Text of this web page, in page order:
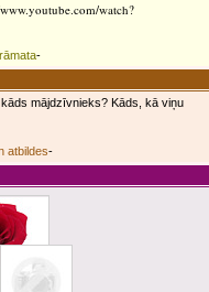
watch?
-
mājdzīvnieks? Kāds, kā viņu
atbildes-